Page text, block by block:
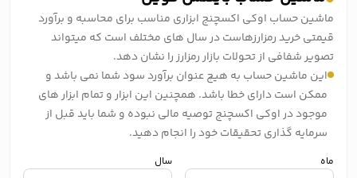
ماشین حساب اوکی اکسچنج ابزاری مناسب برای محاسبه و برآورد
قیمتی خرید رمزارزهاست در سال های مختلف است که میتواند
تصویر شفافی از تحولات بازار رمزارز را نشان دهد.
این ماشین حساب به هیچ عنوان برآورد سود شما نمی باشد و
ممکن است دارای خطا باشد. همچنین این ابزار و تمام ابزار های
موجود در اوکی اکسچنج توصیه مالی نبوده و شما باید قبل از
سرمایه گذاری تحقیقات خود را انجام دهید.
ماه سال